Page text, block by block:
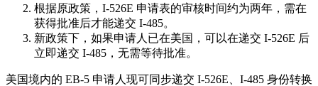
根据原政策，I-526E 申请表的审核时间约为两年，需在
获得批准后才能递交 I-485。
新政策下，如果申请人已在美国，可以在递交 I-526E 后
立即递交 I-485，无需等待批准。
美国境内的 EB-5 申请人现可同步递交 I-526E、I-485 身份转换